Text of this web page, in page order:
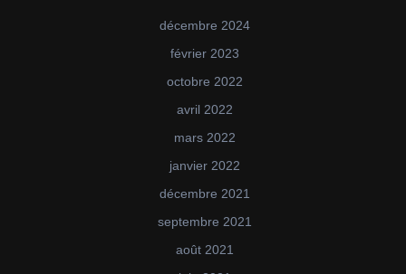
décembre 2024
février 2023
octobre 2022
avril 2022
mars 2022
janvier 2022
décembre 2021
septembre 2021
août 2021